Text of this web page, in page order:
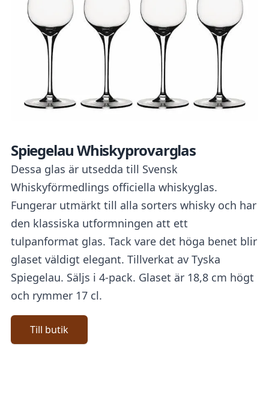
Spiegelau Whiskyprovarglas
Dessa glas är utsedda till Svensk
Whiskyförmedlings officiella whiskyglas.
Fungerar utmärkt till alla sorters whisky och har
den klassiska utformningen att ett
tulpanformat glas. Tack vare det höga benet blir
glaset väldigt elegant. Tillverkat av Tyska
Spiegelau. Säljs i 4-pack. Glaset är 18,8 cm högt
och rymmer 17 cl.
Till butik